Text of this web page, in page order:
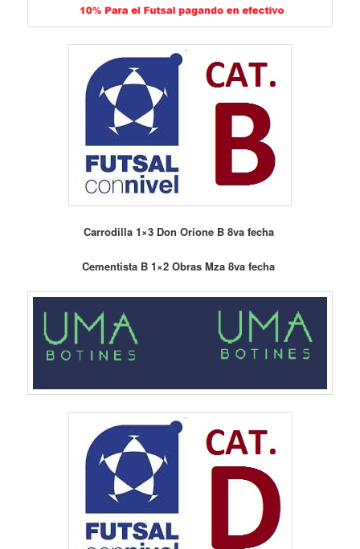
Carrodilla 1×3 Don Orione B 8va fecha
Cementista B 1×2 Obras Mza 8va fecha